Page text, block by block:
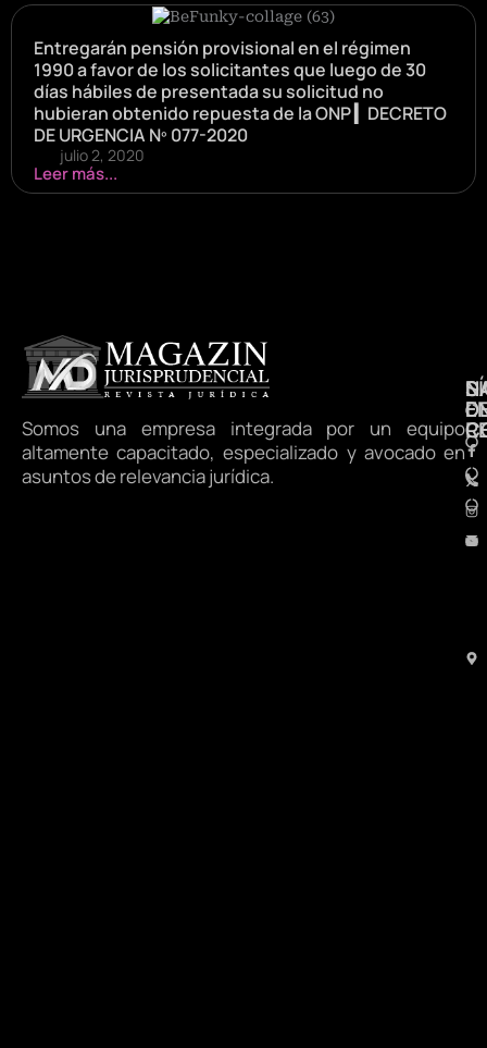
Entregarán pensión provisional en el régimen
1990 a favor de los solicitantes que luego de 30
días hábiles de presentada su solicitud no
hubieran obtenido repuesta de la ONP ▎DECRETO
DE URGENCIA Nº 077-2020
julio 2, 2020
Leer más...
Somos una empresa integrada por un equipo
altamente capacitado, especializado y avocado en
asuntos de relevancia jurídica.